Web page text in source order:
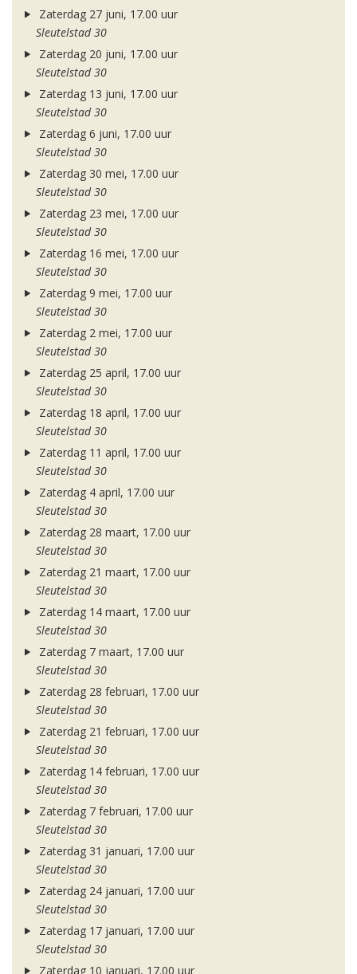
Zaterdag 27 juni, 17.00 uur
Sleutelstad 30
Zaterdag 20 juni, 17.00 uur
Sleutelstad 30
Zaterdag 13 juni, 17.00 uur
Sleutelstad 30
Zaterdag 6 juni, 17.00 uur
Sleutelstad 30
Zaterdag 30 mei, 17.00 uur
Sleutelstad 30
Zaterdag 23 mei, 17.00 uur
Sleutelstad 30
Zaterdag 16 mei, 17.00 uur
Sleutelstad 30
Zaterdag 9 mei, 17.00 uur
Sleutelstad 30
Zaterdag 2 mei, 17.00 uur
Sleutelstad 30
Zaterdag 25 april, 17.00 uur
Sleutelstad 30
Zaterdag 18 april, 17.00 uur
Sleutelstad 30
Zaterdag 11 april, 17.00 uur
Sleutelstad 30
Zaterdag 4 april, 17.00 uur
Sleutelstad 30
Zaterdag 28 maart, 17.00 uur
Sleutelstad 30
Zaterdag 21 maart, 17.00 uur
Sleutelstad 30
Zaterdag 14 maart, 17.00 uur
Sleutelstad 30
Zaterdag 7 maart, 17.00 uur
Sleutelstad 30
Zaterdag 28 februari, 17.00 uur
Sleutelstad 30
Zaterdag 21 februari, 17.00 uur
Sleutelstad 30
Zaterdag 14 februari, 17.00 uur
Sleutelstad 30
Zaterdag 7 februari, 17.00 uur
Sleutelstad 30
Zaterdag 31 januari, 17.00 uur
Sleutelstad 30
Zaterdag 24 januari, 17.00 uur
Sleutelstad 30
Zaterdag 17 januari, 17.00 uur
Sleutelstad 30
Zaterdag 10 januari, 17.00 uur